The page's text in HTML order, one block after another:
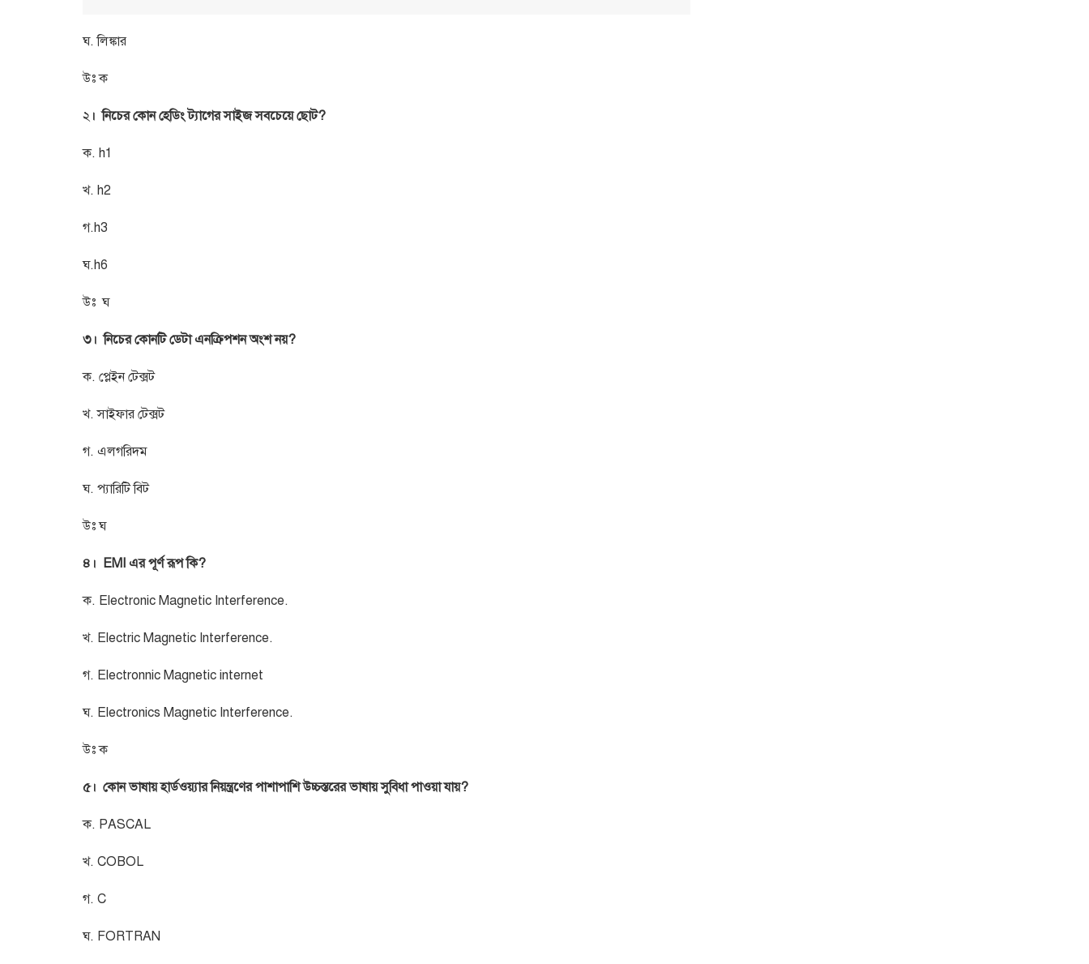
ঘ. লিঙ্কার
উঃ ক
২ । নিচের কোন হেডিং ট্যাগের সাইজ সবচেয়ে ছোট?
ক. h1
খ. h2
গ.h3
ঘ.h6
উঃ ঘ
৩। নিচের কোনটি ডেটা এনক্রিপশন অংশ নয়?
ক. প্লেইন টেক্সট
খ. সাইফার টেক্সট
গ. এলগরিদম
ঘ. প্যারিটি বিট
উঃ ঘ
৪। EMI এর পূর্ণ রূপ কি?
ক. Electronic Magnetic Interference.
খ. Electric Magnetic Interference.
গ. Electronnic Magnetic internet
ঘ. Electronics Magnetic Interference.
উঃ ক
৫। কোন ভাষায় হার্ডওয়্যার নিয়ন্ত্রণের পাশাপাশি উচ্চস্তরের ভাষায় সুবিধা পাওয়া যায়?
ক. PASCAL
খ. COBOL
গ. C
ঘ. FORTRAN